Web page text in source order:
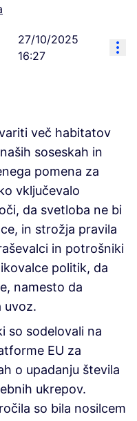
27/10/2025
16:27
več habitatov
soseskah in
pomena za
vključevalo
da svetloba ne bi
in strožja pravila
in potrošniki
politik, da
namesto da
uvoz.
so sodelovali na
EU za
o upadanju števila
ukrepov.
so bila nosilcem